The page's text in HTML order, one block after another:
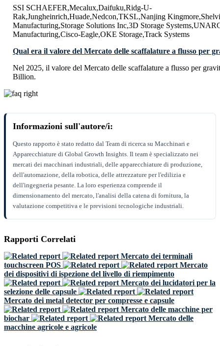
SSI SCHAEFER,Mecalux,Daifuku,Ridg-U-
Rak,Jungheinrich,Huade,Nedcon,TKSL,Nanjing
Manufacturing,Storage Solutions Inc,3D Storage
Manufacturing,Cisco-Eagle,OKE Storage,Track Systems
Qual era il valore del Mercato delle scaffalature a flusso per
Nel 2025, il valore del Mercato delle scaffalature a flusso per
Billion.
Informazioni sull'autore/i:
Questo rapporto è stato redatto dal Team di ricerca su Macchinari e
Apparecchiature di Global Growth Insights. Il team è specializzato nei
mercati dei macchinari industriali, delle apparecchiature di produzione,
dell'automazione, della robotica, delle attrezzature per l'edilizia e
dell'ingegneria pesante. La loro esperienza comprende il
dimensionamento del mercato, l'analisi della catena di fornitura, la
valutazione competitiva e le previsioni tecnologiche industriali.
Rapporti Correlati
Mercato dei terminali
touchscreen POS
Mercato
dei dispositivi di ispezione del livello di riempimento
Mercato dei lucidatori per la
selezione delle capsule
Mercato dei metal detector per compresse e capsule
Mercato delle macchine per
biochar
Mercato delle
macchine agricole e agricole